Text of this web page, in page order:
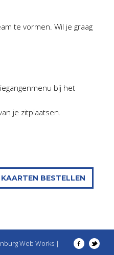
te vormen. Wil je graag
bij het
je zitplaatsen.
KAARTEN BESTELLEN
Web Works |